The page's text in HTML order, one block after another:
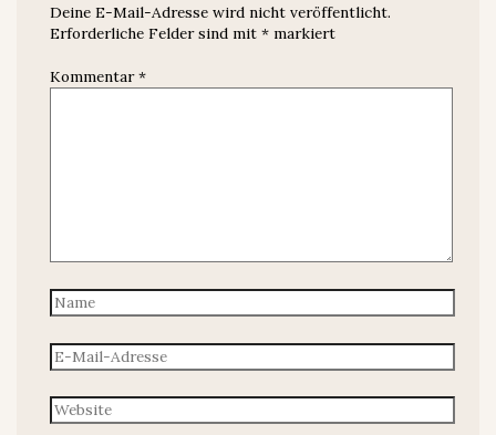
Deine E-Mail-Adresse wird nicht veröffentlicht.
Erforderliche Felder sind mit *markiert
Kommentar*
Name
E-
Mail-
Adresse
Website